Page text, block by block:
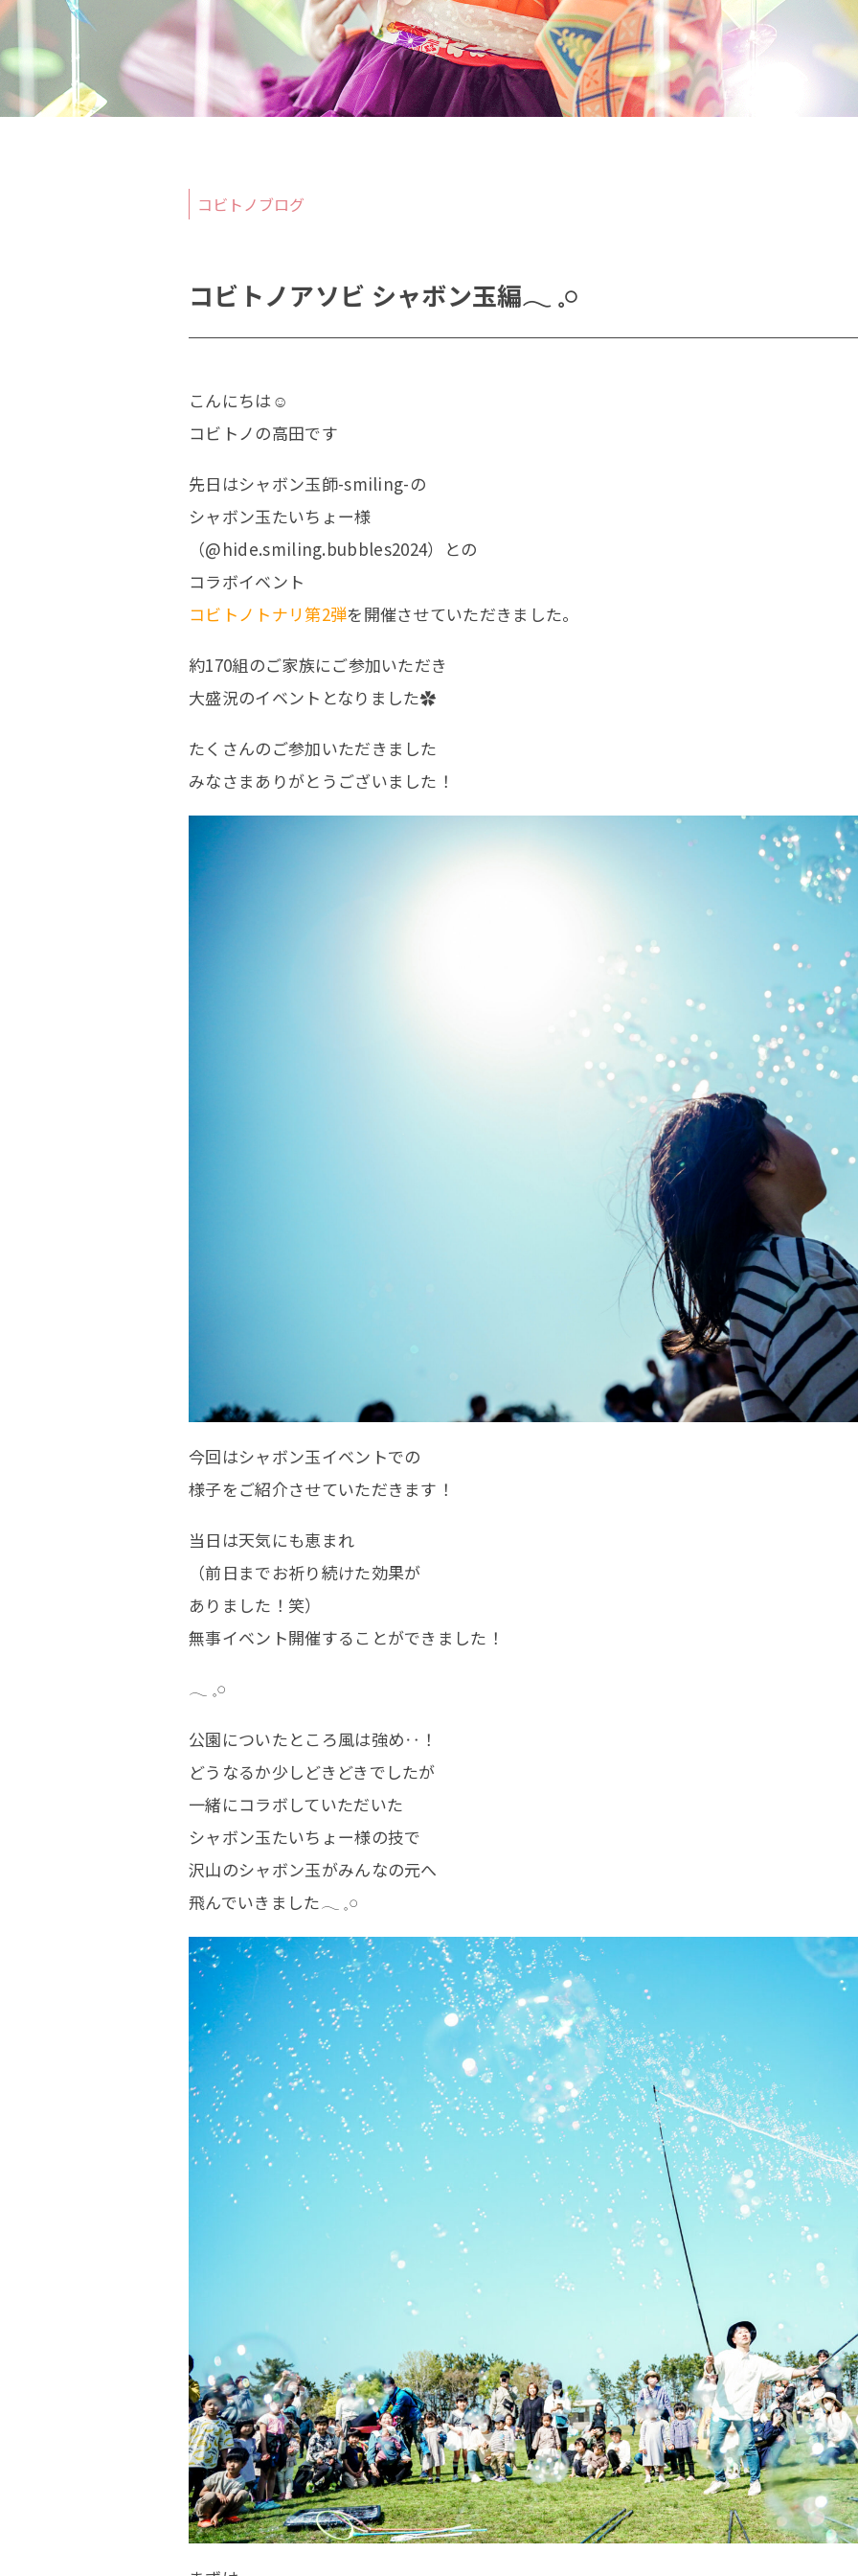
KOBITONOについて
店舗について
スタッフ紹介
撮影日のご変更は【8日前まで】無料でホームページより可能
当日の体調不良などで変更される場合には、お手数ですがお電
ご連絡をお願いいたします。
桜坂店
コビトノブログ
コビトノアソビ シャボン玉編𓂃 𓈒𓏸⠀
こんにちは☺︎
コビトノの高田です
先日はシャボン玉師-smiling-の
シャボン玉たいちょー様
（@hide.smiling.bubbles2024）との
コラボイベント
コビトノトナリ第2弾を開催させていただきました。
約170組のご家族にご参加いただき
大盛況のイベントとなりました✿
たくさんのご参加いただきました
みなさまありがとうございました！
今回はシャボン玉イベントでの
様子をご紹介させていただきます！
当日は天気にも恵まれ
（前日までお祈り続けた効果が
ありました！笑）
無事イベント開催することができました！
𓂃 𓈒𓏸⠀
公園についたところ風は強め‥！
どうなるか少しどきどきでしたが
一緒にコラボしていただいた
シャボン玉たいちょー様の技で
沢山のシャボン玉がみんなの元へ
飛んでいきました𓂃 𓈒𓏸⠀